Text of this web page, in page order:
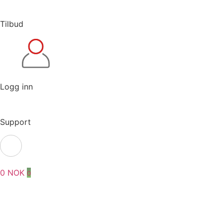
Tilbud
Logg inn
Support
0 NOK 0